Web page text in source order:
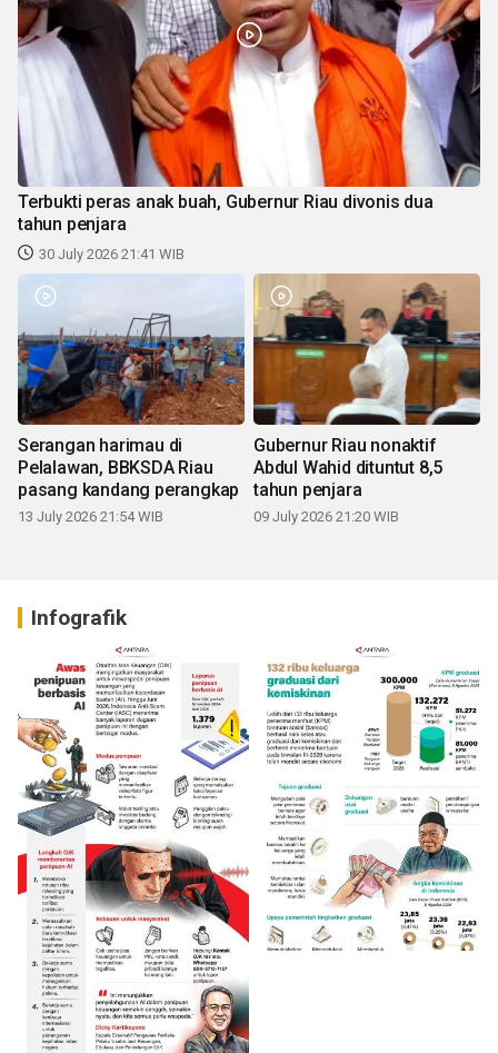
Terbukti peras anak buah, Gubernur Riau divonis dua
tahun penjara
30 July 2026 21:41 WIB
Serangan harimau di
Pelalawan, BBKSDA Riau
pasang kandang perangkap
13 July 2026 21:54 WIB
Gubernur Riau nonaktif
Abdul Wahid dituntut 8,5
tahun penjara
09 July 2026 21:20 WIB
Infografik